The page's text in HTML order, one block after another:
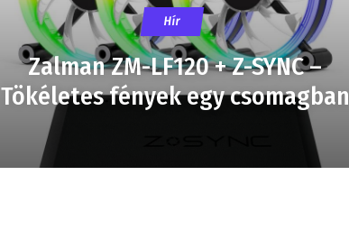
Hír
Zalman ZM-LF120 + Z-SYNC –
Tökéletes fények egy csomagban